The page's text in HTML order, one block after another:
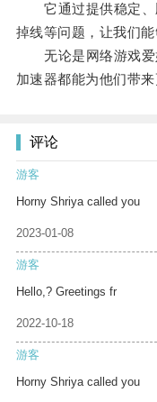
它通过提供稳定、
掉线等问题，让我们
无论是网络游戏爱
加速器都能为他们带来
评论
游客
Horny Shriya called you
2023-01-08
游客
Hello,? Greetings fr
2022-10-18
游客
Horny Shriya called you